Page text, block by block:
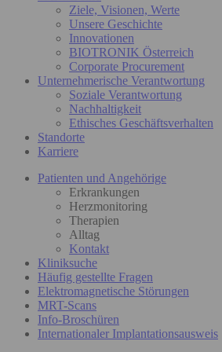
Ziele, Visionen, Werte
Unsere Geschichte
Innovationen
BIOTRONIK Österreich
Corporate Procurement
Unternehmerische Verantwortung
Soziale Verantwortung
Nachhaltigkeit
Ethisches Geschäftsverhalten
Standorte
Karriere
Patienten und Angehörige
Erkrankungen
Herzmonitoring
Therapien
Alltag
Kontakt
Kliniksuche
Häufig gestellte Fragen
Elektromagnetische Störungen
MRT-Scans
Info-Broschüren
Internationaler Implantationsausweis